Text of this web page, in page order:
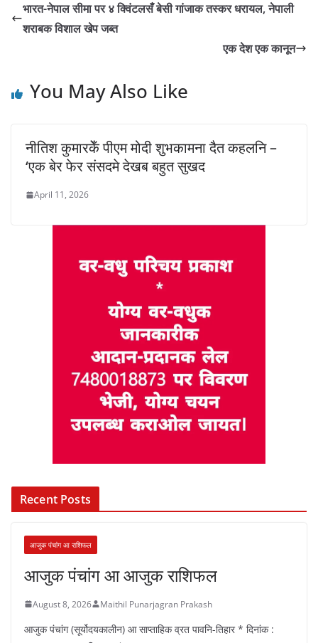
भारत-नेपाल सीमा पर ४ क्विंटलसँ बेसी गांजाक तस्कर धरायल, नेपाली
शराबक विशाल खेप जब्त
एक देश एक कानून
You May Also Like
नीतिश कुमारकेँ पीएम मोदी शुभकामना दैत कहलनि –
‘एक बेर फेर संसदमे देखब बहुत सुखद
April 11, 2026
Recent Posts
आजुक पंचांग आ राशिफल
आजुक पंचांग आ आजुक राशिफल
August 8, 2026 Maithil Punarjagran Prakash
आजुक पंचांग (सूर्योदयकालीन) आ साप्ताहिक व्रत पावनि-तिहार * दिनांक :